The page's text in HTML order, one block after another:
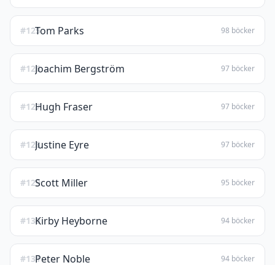
#125Tom Parks 98 böcker
#126Joachim Bergström 97 böcker
#127Hugh Fraser 97 böcker
#128Justine Eyre 97 böcker
#129Scott Miller 95 böcker
#130Kirby Heyborne 94 böcker
#131Peter Noble 94 böcker